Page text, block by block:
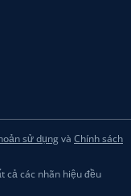
sử dụngvà Chính sách
cả các nhãn hiệu đều